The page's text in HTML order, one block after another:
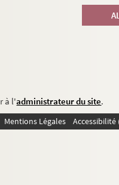
à l'administrateur du site.
Mentions Légales